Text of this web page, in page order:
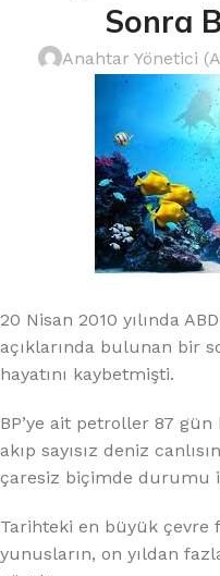
Sonra
Anahtar Yönetici
20 Nisan 2010 yılında
açıklarında bulunan bir
hayatını kaybetmişti.
BP’ye ait petroller 87
akıp sayısız deniz
çaresiz biçimde durumu
Tarihteki en büyük
yunusların, on yıldan